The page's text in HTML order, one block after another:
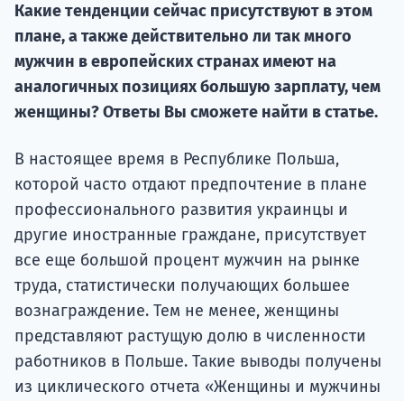
Какие тенденции сейчас присутствуют в этом
плане, а также действительно ли так много
мужчин в европейских странах имеют на
аналогичных позициях большую зарплату, чем
женщины? Ответы Вы сможете найти в статье.
В настоящее время в Республике Польша,
которой часто отдают предпочтение в плане
профессионального развития украинцы и
другие иностранные граждане, присутствует
все еще большой процент мужчин на рынке
труда, статистически получающих большее
вознаграждение. Тем не менее, женщины
представляют растущую долю в численности
работников в Польше. Такие выводы получены
из циклического отчета «Женщины и мужчины